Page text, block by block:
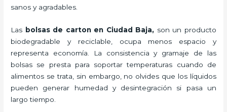
sanos y agradables.
Las bolsas de carton en Ciudad Baja, son un producto
biodegradable y reciclable, ocupa menos espacio y
representa economía. La consistencia y gramaje de las
bolsas se presta para soportar temperaturas cuando de
alimentos se trata, sin embargo, no olvides que los líquidos
pueden generar humedad y desintegración si pasa un
largo tiempo.